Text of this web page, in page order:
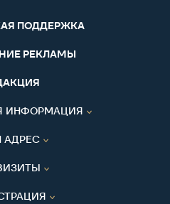
ПОДДЕРЖКА
РЕКЛАМЫ
ИНФОРМАЦИЯ
АДРЕС